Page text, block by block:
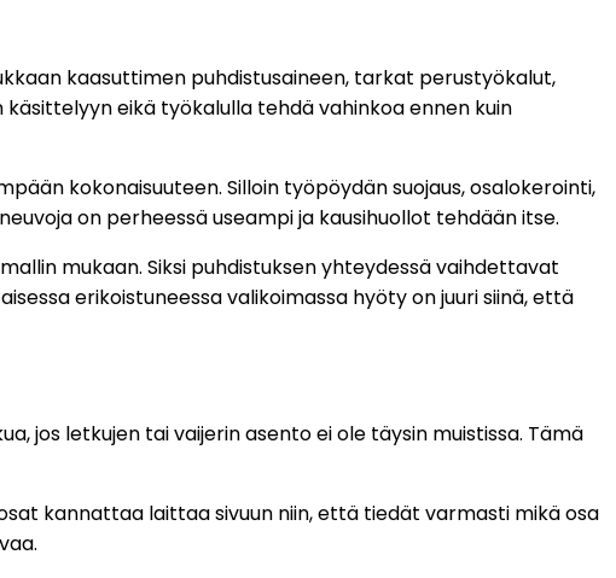
kaasuttimen puhdistusaineen, tarkat perustyökalut,
eikä työkalulla tehdä vahinkoa ennen kuin
kokonaisuuteen. Silloin työpöydän suojaus, osalokerointi,
on perheessä useampi ja kausihuollot tehdään itse.
mukaan. Siksi puhdistuksen yhteydessä vaihdettavat
erikoistuneessa valikoimassa hyöty on juuri siinä, että
jos letkujen tai vaijerin asento ei ole täysin muistissa. Tämä
kannattaa laittaa sivuun niin, että tiedät varmasti mikä osa